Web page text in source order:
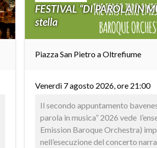
FESTIVAL “DI PAROLA IN
stella
Piazza San Pietro a Oltrefiume
Venerdì 7 agosto 2026, ore 21:00
Il secondo appuntamento
parola in musica” 2026 vede
Emission Baroque Orchestra)
nell’esecuzione del concerto